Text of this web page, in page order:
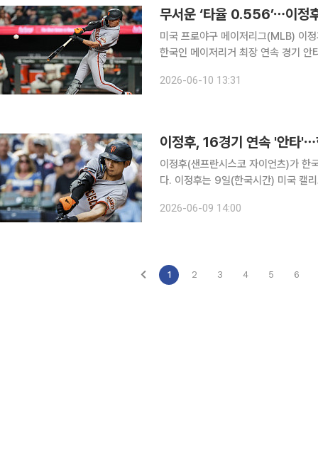
무서운 ‘타율 0.556’⋯이정
미국 프로야구 메이저리그(MLB) 이
한국인 메이저리거 최장 연속 경기 안타 기록을 새로 썼다. 이
2026-06-10 13:31
이정후, 16경기 연속 '안타
이정후(샌프란시스코 자이언츠)가 한
다. 이정후는 9일(한국시간) 미국 캘리포니아주 샌프란시스코 오라클 파크에서 열린 워싱턴 내셔널
기록했다. 이날 안타를 추가한
2026-06-09 14:00
1 2 3 4 5 6